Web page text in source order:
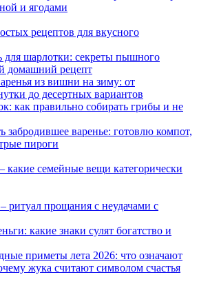
и ягодами
рецептов для вкусного
для шарлотки: секреты пышного
домашний рецепт
из вишни на зиму: от
до десертных вариантов
как правильно собирать грибы и не
забродившее варенье: готовлю компот,
пироги
какие семейные вещи категорически
ритуал прощания с неудачами с
какие знаки сулят богатство и
приметы лета 2026: что означают
жука считают символом счастья